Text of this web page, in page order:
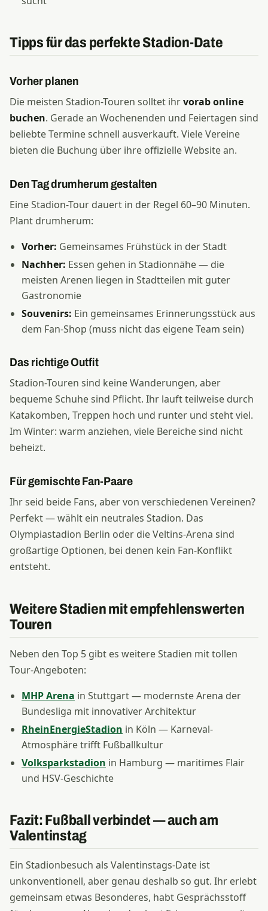
Tipps für das perfekte Stadion-Date
Vorher planen
Die meisten Stadion-Touren solltet ihrvorab online
buchen. Gerade an Wochenenden und Feiertagen sind
beliebte Termine schnell ausverkauft. Viele Vereine
bieten die Buchung über ihre offizielle Website an.
Den Tag drumherum gestalten
Eine Stadion-Tour dauert in der Regel 60–90 Minuten.
Plant drumherum:
Vorher: Gemeinsames Frühstück in der Stadt
Nachher: Essen gehen in Stadionnähe — die
meisten Arenen liegen in Stadtteilen mit guter
Gastronomie
Souvenirs: Ein gemeinsames Erinnerungsstück aus
dem Fan-Shop (muss nicht das eigene Team sein)
Das richtige Outfit
Stadion-Touren sind keine Wanderungen, aber
bequeme Schuhe sind Pflicht. Ihr lauft teilweise durch
Katakomben, Treppen hoch und runter und steht viel.
Im Winter: warm anziehen, viele Bereiche sind nicht
beheizt.
Für gemischte Fan-Paare
Ihr seid beide Fans, aber von verschiedenen Vereinen?
Perfekt — wählt ein neutrales Stadion. Das
Olympiastadion Berlin oder die Veltins-Arena sind
großartige Optionen, bei denen kein Fan-Konflikt
entsteht.
Weitere Stadien mit empfehlenswerten
Touren
Neben den Top 5 gibt es weitere Stadien mit tollen
Tour-Angeboten:
MHP Arena in Stuttgart — modernste Arena der
Bundesliga mit innovativer Architektur
RheinEnergieStadion in Köln — Karneval-
Atmosphäre trifft Fußballkultur
Volksparkstadion in Hamburg — maritimes Flair
und HSV-Geschichte
Fazit: Fußball verbindet — auch am
Valentinstag
Ein Stadionbesuch als Valentinstags-Date ist
unkonventionell, aber genau deshalb so gut. Ihr erlebt
gemeinsam etwas Besonderes, habt Gesprächsstoff